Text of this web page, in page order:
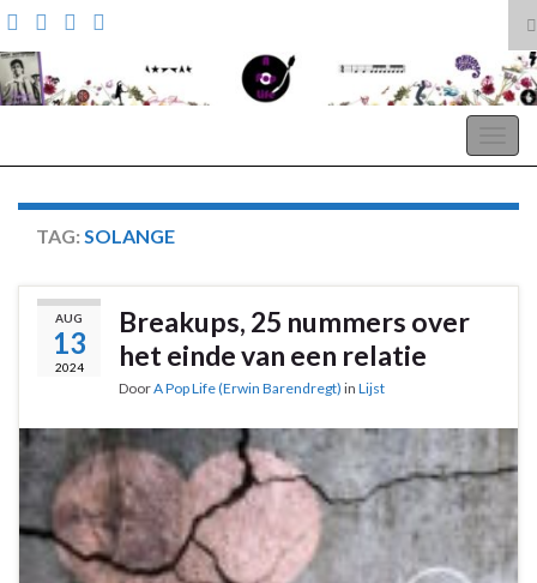
Search for:
TAG: SOLANGE
AUG
13
2024
Breakups, 25 nummers over
het einde van een relatie
DoorA Pop Life (Erwin Barendregt) in Lijst